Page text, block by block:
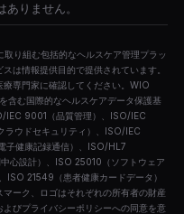
りません。
り組む包括的なヘルスケア管理プラッ
は情報提供目的で提供されています。
専門家に確認してください。WIO
含む国際的なヘルスケアデータ保護基
IEC 9001（品質管理）、ISO/IEC
ウドセキュリティ）、ISO/IEC
子健康記録通信）、ISO/HL7
心設計）、ISO 25010（ソフトウェア
21549（患者健康カードデータ）
ーク、ロゴはそれぞれの所有者の財産
びプライバシーポリシーへの同意を意